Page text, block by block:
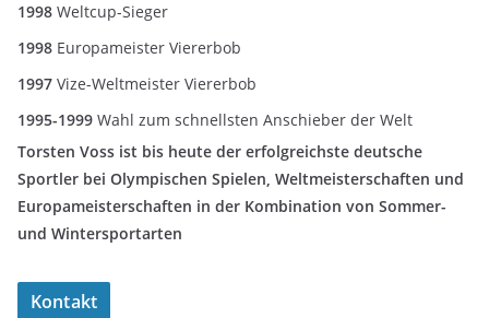
1998 Weltcup-Sieger
1998 Europameister Viererbob
1997 Vize-Weltmeister Viererbob
1995-1999 Wahl zum schnellsten Anschieber der Welt
Torsten Voss ist bis heute der erfolgreichste deutsche
Sportler bei Olympischen Spielen, Weltmeisterschaften und
Europameisterschaften in der Kombination von Sommer-
und Wintersportarten
Kontakt